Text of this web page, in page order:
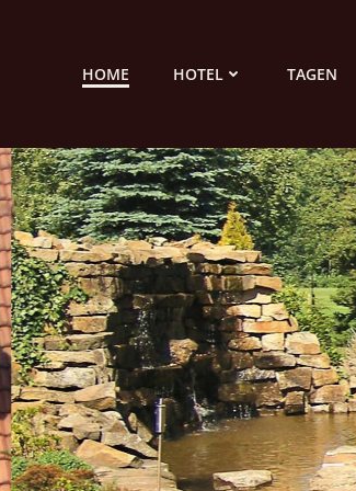
HOME HOTEL TAGEN